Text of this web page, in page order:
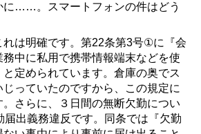
に …… 。スマートフォンの件はどう
れは明確です。第22条第3号①に『会
中に私用で携帯情報端末などを使
と定められています。倉庫の奥でス
っていたのですから、この規定に
。さらに、３日間の無断欠勤につい
届出義務違反です。同条では『欠勤